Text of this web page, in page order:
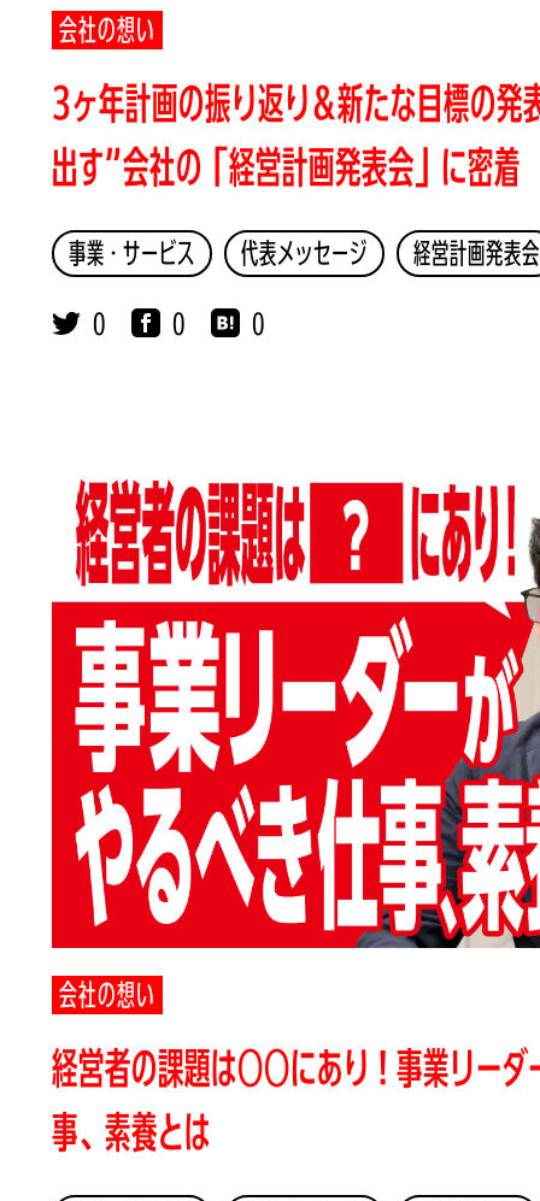
会社の想い
3ヶ年計画の振り返り＆新たな目標の発
出す”会社の「経営計画発表会」に密着
事業・サービス 代表メッセージ 経営計画発表会
0 0 0
会社の想い
経営者の課題は○○にあり！事業リーダ
事、素養とは